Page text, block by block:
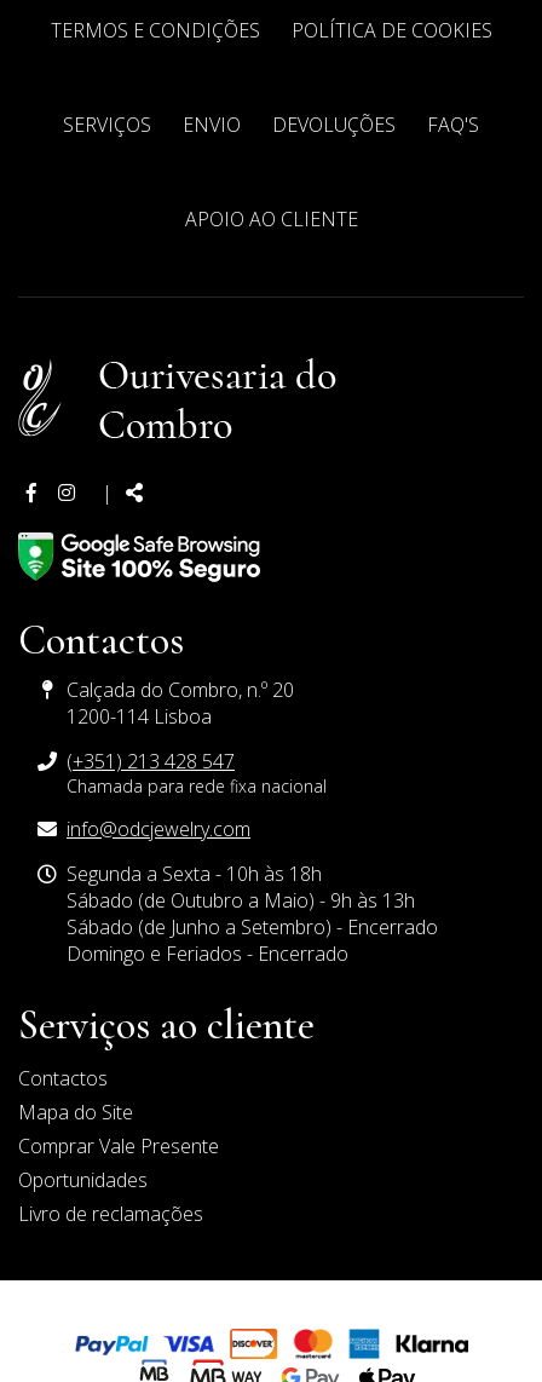
TERMOS E CONDIÇÕES POLÍTICA DE COOKIES
SERVIÇOS ENVIO DEVOLUÇÕES FAQ'S
APOIO AO CLIENTE
FacebookInstagram
| Partilhar:
Contactos
Calçada do Combro, n.º 20
1200-114 Lisboa
(+351) 213 428 547
Chamada para rede fixa nacional
E-
info@odcjewelry.com
Horário
de
Funcionamento
Segunda a Sexta - 10h às 18h
Sábado (de Outubro a Maio) - 9h às 13h
Sábado (de Junho a Setembro) - Encerrado
Domingo e Feriados - Encerrado
Serviços ao cliente
Contactos
Mapa do Site
Comprar Vale Presente
Oportunidades
Livro de reclamações